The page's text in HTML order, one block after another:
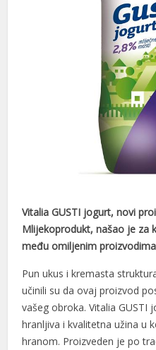
Vitalia GUSTI jogurt, novi
Mlijekoprodukt, našao je za
među omiljenim
Pun ukus i kremasta
učinili su da ovaj proizvod
vašeg obroka. Vitalia GUSTI
hranljiva i kvalitetna užina u
hranom. Proizveden je po